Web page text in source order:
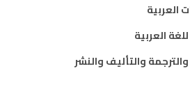
العربية
العربية
والتأليف والنشر